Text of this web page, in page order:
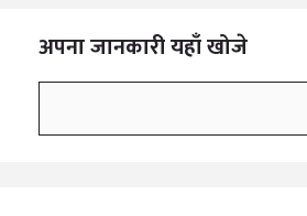
अपना जानकारी यहाँ खोजे